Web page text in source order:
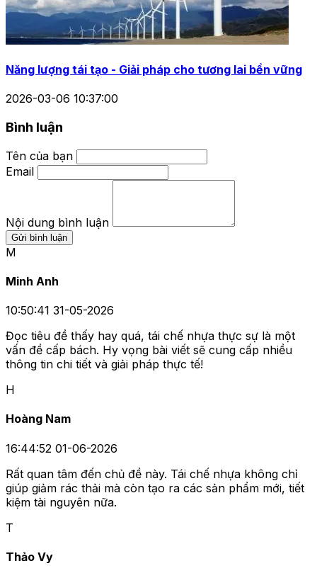
Năng lượng tái tạo - Giải pháp cho tương lai bền vững
2026-03-06 10:37:00
Bình luận
Tên của bạn
Email
Nội dung bình luận
Gửi bình luận
M
Minh Anh
10:50:41 31-05-2026
Đọc tiêu đề thấy hay quá, tái chế nhựa thực sự là một
vấn đề cấp bách. Hy vọng bài viết sẽ cung cấp nhiều
thông tin chi tiết và giải pháp thực tế!
H
Hoàng Nam
16:44:52 01-06-2026
Rất quan tâm đến chủ đề này. Tái chế nhựa không chỉ
giúp giảm rác thải mà còn tạo ra các sản phẩm mới, tiết
kiệm tài nguyên nữa.
T
Thảo Vy